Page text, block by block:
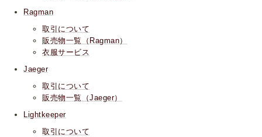
Ragman
取引について
販売物一覧（Ragman）
衣服サービス
Jaeger
取引について
販売物一覧（Jaeger）
Lightkeeper
取引について